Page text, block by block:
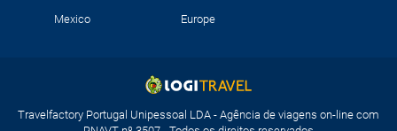
Mexico Europe
Travelfactory Portugal Unipessoal LDA - Agência de viagens on-line com